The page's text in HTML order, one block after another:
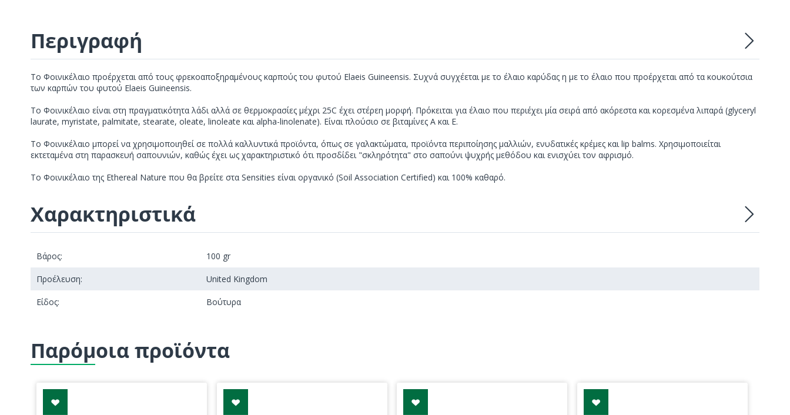
Περιγραφή
Το Φοινικέλαιο προέρχεται από τους φρεκοαποξηραμένους καρπούς του φυτού Elaeis Guineensis. Συχνά συγχέεται με το έλαιο καρύδας η με το έλαιο που προέρχεται από τα κουκούτσια
των καρπών του φυτού Elaeis Guineensis.
To Φοινικέλαιο είναι στη πραγματικότητα λάδι αλλά σε θερμοκρασίες μέχρι 25C έχει στέρεη μορφή. Πρόκειται για έλαιο που περιέχει μία σειρά από ακόρεστα και κορεσμένα λιπαρά (glyceryl
laurate, myristate, palmitate, stearate, oleate, linoleate και alpha-linolenate). Είναι πλούσιο σε βιταμίνες Α και Ε.
To Φοινικέλαιο μπορεί να χρησιμοποιηθεί σε πολλά καλλυντικά προϊόντα, όπως σε γαλακτώματα, προϊόντα περιποίησης μαλλιών, ενυδατικές κρέμες και lip balms. Χρησιμοποιείται
εκτεταμένα στη παρασκευή σαπουνιών, καθώς έχει ως χαρακτηριστικό ότι προσδίδει "σκληρότητα" στο σαπούνι ψυχρής μεθόδου και ενισχύει τον αφρισμό.
To Φοινικέλαιο της Ethereal Nature που θα βρείτε στα Sensities είναι οργανικό (Soil Association Certified) και 100% καθαρό.
Χαρακτηριστικά
Βάρος: 100 gr
Προέλευση: United Kingdom
Είδος: Βούτυρα
Παρόμοια προϊόντα